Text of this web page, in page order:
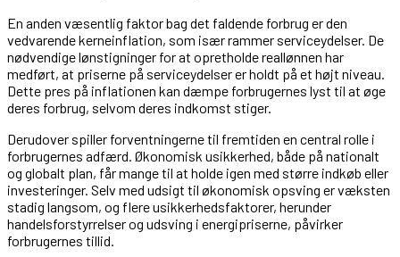
En anden væsentlig faktor bag det faldende forbrug er den
vedvarende kerneinflation, som især rammer serviceydelser. De
nødvendige lønstigninger for at opretholde reallønnen har
medført, at priserne på serviceydelser er holdt på et højt niveau.
Dette pres på inflationen kan dæmpe forbrugernes lyst til at øge
deres forbrug, selvom deres indkomst stiger.
Derudover spiller forventningerne til fremtiden en central rolle i
forbrugernes adfærd. Økonomisk usikkerhed, både på nationalt
og globalt plan, får mange til at holde igen med større indkøb eller
investeringer. Selv med udsigt til økonomisk opsving er væksten
stadig langsom, og flere usikkerhedsfaktorer, herunder
handelsforstyrrelser og udsving i energipriserne, påvirker
forbrugernes tillid.